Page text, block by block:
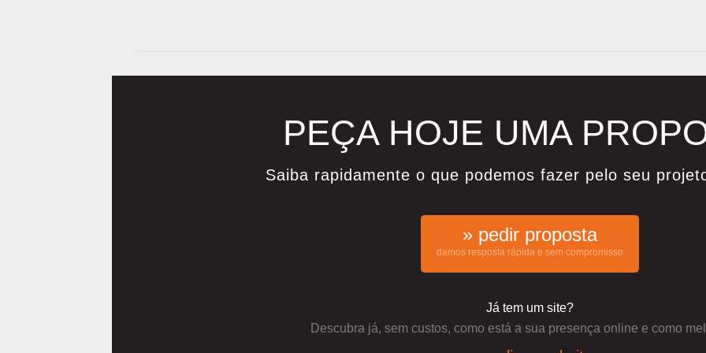
PEÇA HOJE UMA
Saiba rapidamente o que podemos fazer pelo seu
» pedir proposta
damos resposta rápida e sem compromisso
Já tem um site?
Descubra já, sem custos, como está a sua presença online e como